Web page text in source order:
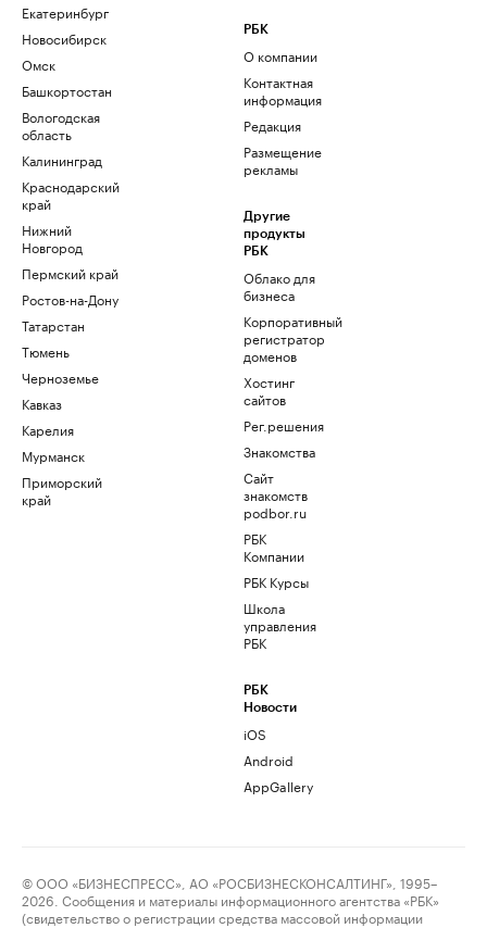
Екатеринбург
Новосибирск
Омск
Башкортостан
Вологодская
область
Калининград
Краснодарский
край
Нижний
Новгород
Пермский край
Ростов-на-Дону
Татарстан
Тюмень
Черноземье
Кавказ
Карелия
Мурманск
Приморский
край
РБК
О компании
Контактная
информация
Редакция
Размещение
рекламы
Другие
продукты
РБК
Облако для
бизнеса
Корпоративный
регистратор
доменов
Хостинг
сайтов
Рег.решения
Знакомства
Сайт
знакомств
podbor.ru
РБК
Компании
РБК Курсы
Школа
управления
РБК
РБК
Новости
iOS
Android
AppGallery
© ООО «БИЗНЕСПРЕСС», АО «РОСБИЗНЕСКОНСАЛТИНГ», 1995–
2026. Сообщения и материалы информационного агентства «РБК»
(свидетельство о регистрации средства массовой информации